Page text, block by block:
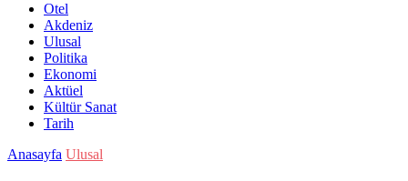
Otel
Akdeniz
Ulusal
Politika
Ekonomi
Aktüel
Kültür Sanat
Tarih
Anasayfa Ulusal